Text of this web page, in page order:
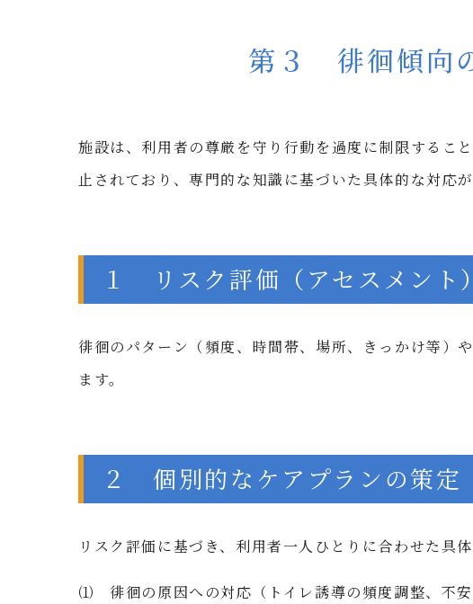
第３ 徘徊傾向
施設は、利用者の尊厳を守り行動を過度に制限するこ
止されており、専門的な知識に基づいた具体的な対応が
１ リスク評価（アセスメント
徘徊のパターン（頻度、時間帯、場所、きっかけ等）
ます。
２ 個別的なケアプランの策定
リスク評価に基づき、利用者一人ひとりに合わせた具
⑴ 徘徊の原因への対応（トイレ誘導の頻度調整、不安